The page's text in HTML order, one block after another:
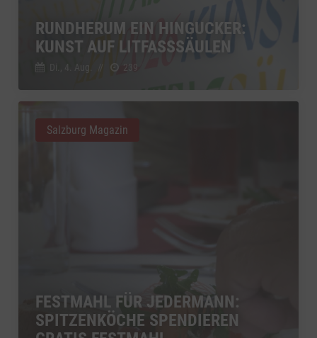
RUNDHERUM EIN HINGUCKER:
KUNST AUF LITFASSSÄULEN
Di., 4. Aug. // 239
FESTMAHL FÜR JEDERMANN:
SPITZENKÖCHE SPENDIEREN
Salzburg Magazin